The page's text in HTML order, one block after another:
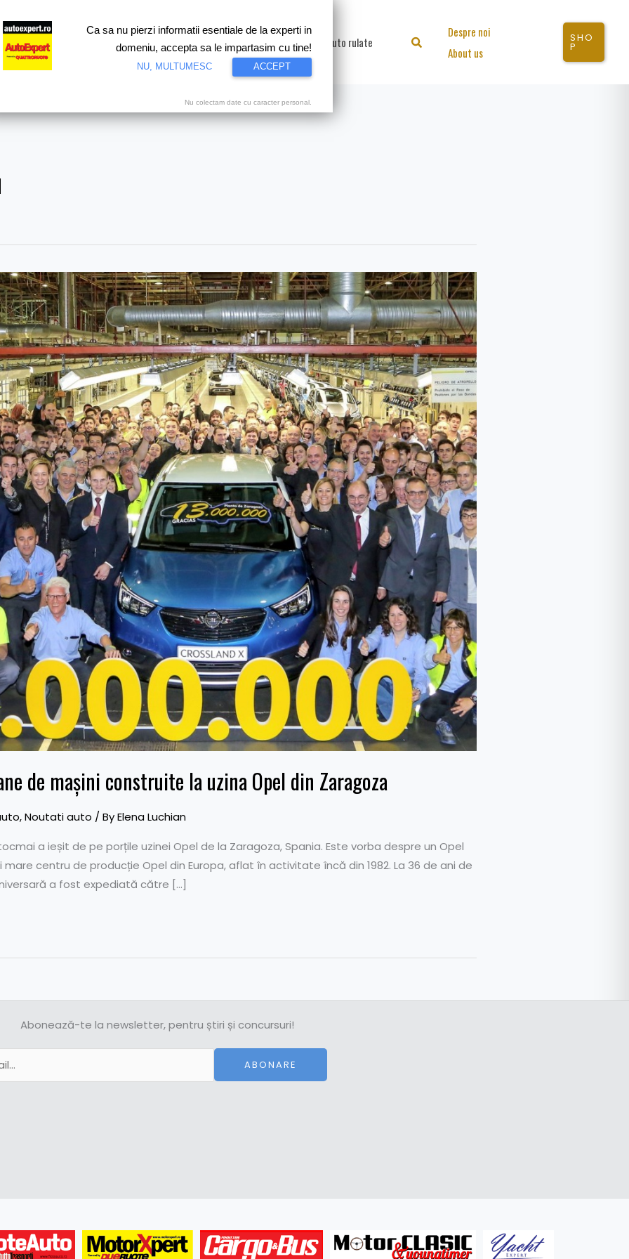
Test drive Motorsport Proiecte speciale Video Auto rulate Search
Despre noi
About us
SHO
P
de mașini construite la uzina Opel din Zaragoza
,Noutati auto / ByElena Luchian
a ieșit de pe porțile uzinei Opel de la Zaragoza, Spania. Este vorba despre un Opel
centru de producție Opel din Europa, aflat în activitate încă din 1982. La 36 de ani de
a fost expediată către […]
Abonează-te la newsletter, pentru știri și concursuri!
ABONARE
Ca sa nu pierzi informatii esentiale de la experti in
domeniu, accepta sa le impartasim cu tine!
NU, MULTUMESC ACCEPT
Nu colectam date cu caracter personal.